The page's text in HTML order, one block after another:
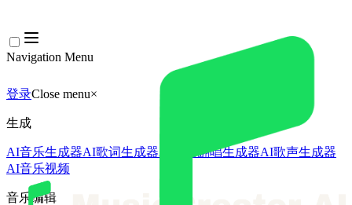
Navigation Menu
登录Close menu×
生成
AI音乐生成器AI歌词生成器 AI歌曲翻唱生成器AI歌声生成器
AI音乐视频
音乐编辑